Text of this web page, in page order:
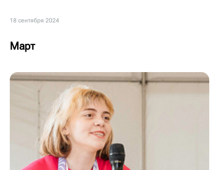
18 сентября 2024
Март